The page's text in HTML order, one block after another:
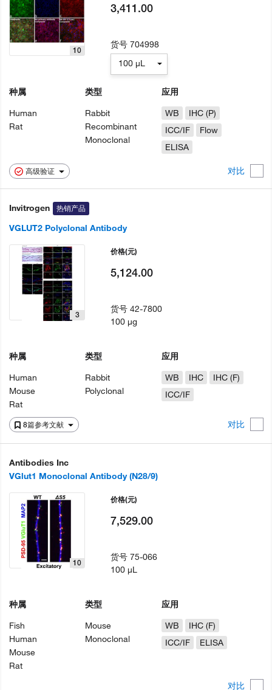
高级验证 对比
10
种属
Human
Rat
类型
Rabbit
Recombinant
Monoclonal
应用
WB
IHC (P)
ICC/IF
Flow
ELISA
3,411.00
货号704998
100 µL
Invitrogen 热销产品
VGLUT2 Polyclonal Antibody
8篇参考文献 对比
3
种属
Human
Mouse
Rat
类型
Rabbit
Polyclonal
应用
WB
IHC
IHC (F)
ICC/IF
价格(元)
5,124.00
货号42-7800
100 µg
Antibodies Inc
VGlut1 Monoclonal Antibody (N28/9)
对比
10
种属
Fish
Human
Mouse
Rat
类型
Mouse
Monoclonal
应用
WB
IHC (F)
ICC/IF
ELISA
价格(元)
7,529.00
货号75-066
100 µL